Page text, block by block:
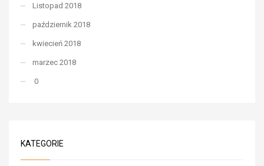
Listopad 2018
październik 2018
kwiecień 2018
marzec 2018
0
KATEGORIE